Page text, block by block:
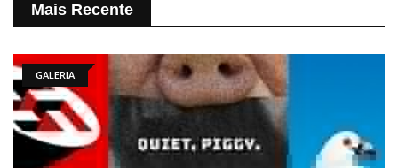
Mais Recente
GALERIA